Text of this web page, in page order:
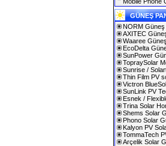
GÜNEŞ
NORM Güneş
AXITEC
Waaree
EcoDelta
SunPower
TopraySolar
Sunrise /
Thin Film PV
Victron
SunLink PV
Esnek /
Trina Solar
Shems Solar
Phono Solar
Kalyon PV
TommaTech
Arçelik Solar